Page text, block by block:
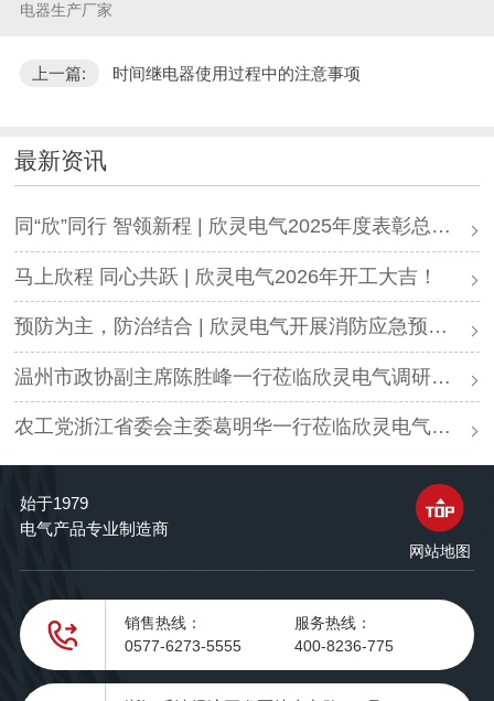
电器生产厂家
上一篇: 时间继电器使用过程中的注意事项
最新资讯
同“欣”同行 智领新程 | 欣灵电气2025年度表彰总结大会暨新年酒会成功举办！
马上欣程 同心共跃 | 欣灵电气2026年开工大吉！
预防为主，防治结合 | 欣灵电气开展消防应急预案演练活动
温州市政协副主席陈胜峰一行莅临欣灵电气调研指导
农工党浙江省委会主委葛明华一行莅临欣灵电气考察调研
始于1979
电气产品专业制造商
网站地图
销售热线：
0577-6273-5555
服务热线：
400-8236-775